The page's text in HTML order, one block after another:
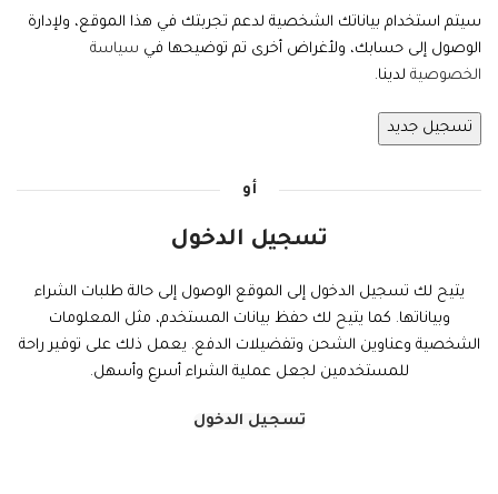
سيتم استخدام بياناتك الشخصية لدعم تجربتك في هذا الموقع، ولإدارة
الوصول إلى حسابك، ولأغراض أخرى تم توضيحها في سياسة
الخصوصية لدينا.
تسجيل جديد
أو
تسجيل الدخول
يتيح لك تسجيل الدخول إلى الموقع الوصول إلى حالة طلبات الشراء
وبياناتها. كما يتيح لك حفظ بيانات المستخدم، مثل المعلومات
الشخصية وعناوين الشحن وتفضيلات الدفع. يعمل ذلك على توفير راحة
للمستخدمين لجعل عملية الشراء أسرع وأسهل.
تسجيل الدخول